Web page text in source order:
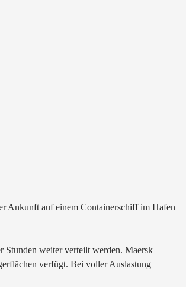
Ankunft auf einem Containerschiff im Hafen
Stunden weiter verteilt werden. Maersk
verfügt. Bei voller Auslastung